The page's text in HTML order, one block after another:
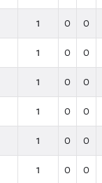
1 0 0
1 0 0
1 0 0
1 0 0
1 0 0
1 0 0